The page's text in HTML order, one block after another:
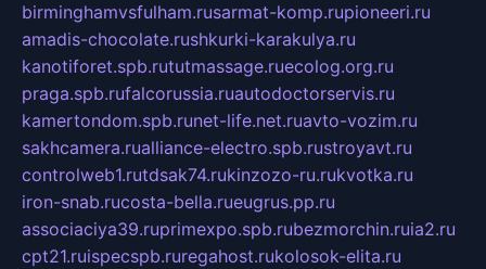
birminghamvsfulham.rusarmat-komp.rupioneeri.ru
amadis-chocolate.rushkurki-karakulya.ru
kanotiforet.spb.rututmassage.ruecolog.org.ru
praga.spb.rufalcorussia.ruautodoctorservis.ru
kamertondom.spb.runet-life.net.ruavto-vozim.ru
sakhcamera.rualliance-electro.spb.rustroyavt.ru
controlweb1.rutdsak74.rukinzozo-ru.rukvotka.ru
iron-snab.rucosta-bella.rueugrus.pp.ru
associaciya39.ruprimexpo.spb.rubezmorchin.ruia2.ru
cpt21.ruispecspb.ruregahost.rukolosok-elita.ru